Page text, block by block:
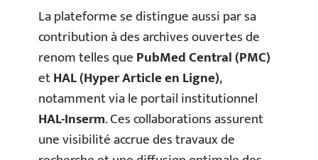
La plateforme se distingue aussi par sa
contribution à des archives ouvertes de
renom telles quePubMed Central (PMC)
etHAL (Hyper Article en Ligne),
notamment via le portail institutionnel
HAL-Inserm. Ces collaborations assurent
une visibilité accrue des travaux de